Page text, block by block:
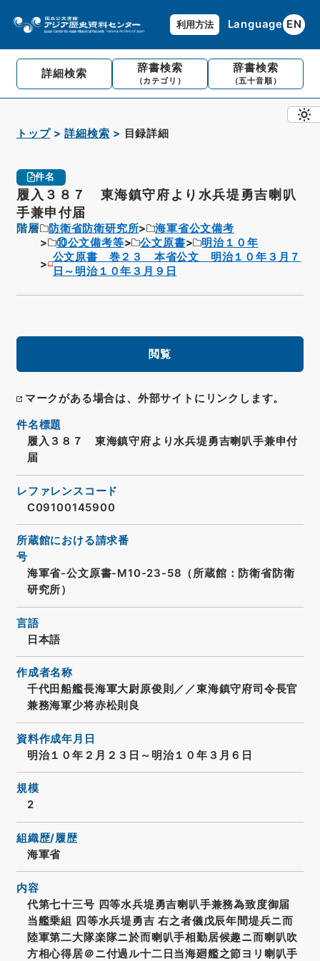
利用方法 Language EN
詳細検索 辞書検索
（カテゴリ）
辞書検索
（五十音順）
トップ 詳細検索 目録詳細
件名
履入３８７ 東海鎮守府より水兵堤勇吉喇叭
手兼申付届
階層 防衛省防衛研究所
海軍省公文備考
⑩公文備考等
公文原書
明治１０年
公文原書 巻２３ 本省公文 明治１０年３月７
日～明治１０年３月９日
閲覧
マークがある場合は、外部サイトにリンクします。
件名標題
履入３８７ 東海鎮守府より水兵堤勇吉喇叭手兼申付
届
レファレンスコード
C09100145900
所蔵館における請求番
号
海軍省-公文原書-M10-23-58（所蔵館：防衛省防衛
研究所）
言語
日本語
作成者名称
千代田船艦長海軍大尉原俊則／／東海鎮守府司令長官
兼務海軍少将赤松則良
資料作成年月日
明治１０年２月２３日～明治１０年３月６日
規模
2
組織歴/履歴
海軍省
内容
代第七十三号 四等水兵堤勇吉喇叭手兼務為致度御届
当艦乗組 四等水兵堤勇吉 右之者儀戊辰年間堤兵ニ而
陸軍第二大隊楽隊ニ於而喇叭手相勤居候趣ニ而喇叭吹
方相心得居＠ニ付過ル十二日当海廻艦之節ヨリ喇叭手